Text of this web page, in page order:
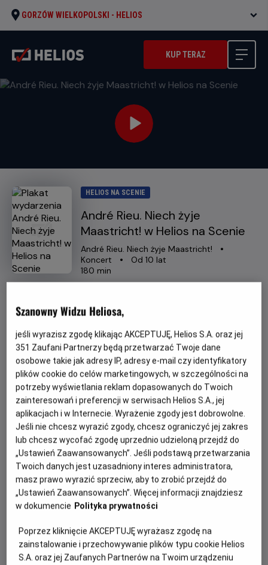
GORZÓW WIELKOPOLSKI - HELIOS
KUP TERAZ
HELIOS NA SCENIE
André Rieu. Niech żyje
Maastricht! w Helios na Scenie
Oryginalny
tytuł
André Rieu. Niech żyje Maastricht!
Koncert
Minimalny
Od 10 lat
Czas
trwania
180 min
REŻYSERIA
André Rieu
SCENARIUSZ
André Rieu
OBSADA
André Rieu, Maja Jasińska, Johann Strauss Orchestra
WIĘCEJ SZCZEGÓŁÓW
GODZINY SEANSÓW
PIĄTEK, 21 SIERPNIA 2026
PIĄTEK,
21
SIERPNIA
2026
18:00*
2D, napisy
POKAŻ KOLEJNE DNI
* nie obowiązują kupony i zaproszenia
OPIS WYDARZENIA
Szanowny Widzu Heliosa,
jeśli wyrazisz zgodę klikając AKCEPTUJĘ, Helios S.A. oraz jej
351 Zaufani Partnerzy będą przetwarzać Twoje dane
osobowe takie jak adresy IP, adresy e-mail czy identyfikatory
plików cookie do celów marketingowych, w szczególności na
potrzeby wyświetlania reklam dopasowanych do Twoich
zainteresowań i preferencji w serwisach Helios S.A., jej
aplikacjach i w Internecie. Wyrażenie zgody jest dobrowolne.
Jeśli nie chcesz wyrazić zgody, chcesz ograniczyć jej zakres
lub chcesz wycofać zgodę uprzednio udzieloną przejdź do
„Ustawień Zaawansowanych”. Jeśli podstawą przetwarzania
Twoich danych jest uzasadniony interes administratora,
masz prawo wyrazić sprzeciw, aby to zrobić przejdź do
„Ustawień Zaawansowanych”. Więcej informacji znajdziesz
w dokumencie Polityka prywatności
Poprzez kliknięcie AKCEPTUJĘ wyrażasz zgodę na
zainstalowanie i przechowywanie plików typu cookie Helios
S.A. oraz jej Zaufanych Partnerów na Twoim urządzeniu